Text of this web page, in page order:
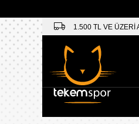
1.500 TL VE ÜZERİ